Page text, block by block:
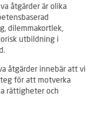
åtgärder är olika
dilemmakortlek,
utbildning i
åtgärder innebär att vi
för att motverka
rättigheter och